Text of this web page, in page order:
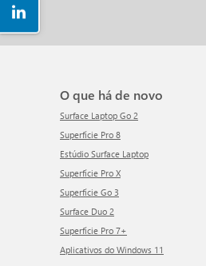
O que há de novo
Surface Laptop Go 2
Superfície Pro 8
Estúdio Surface Laptop
Superfície Pro X
Superfície Go 3
Surface Duo 2
Superfície Pro 7+
Aplicativos do Windows 11